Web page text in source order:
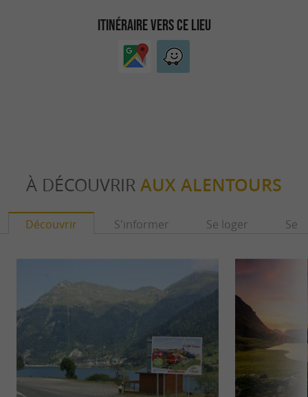
ITINÉRAIRE VERS CE LIEU
À DÉCOUVRIR AUX ALENTOURS
Découvrir S'informer Se loger Se